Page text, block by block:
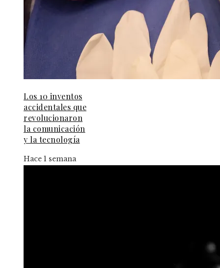
Los 10 inventos
accidentales que
revolucionaron
la comunicación
y la tecnología
Hace 1 semana